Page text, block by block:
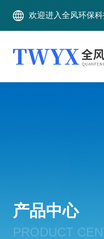
欢迎进入全风环保
产品中心
PRODUCT